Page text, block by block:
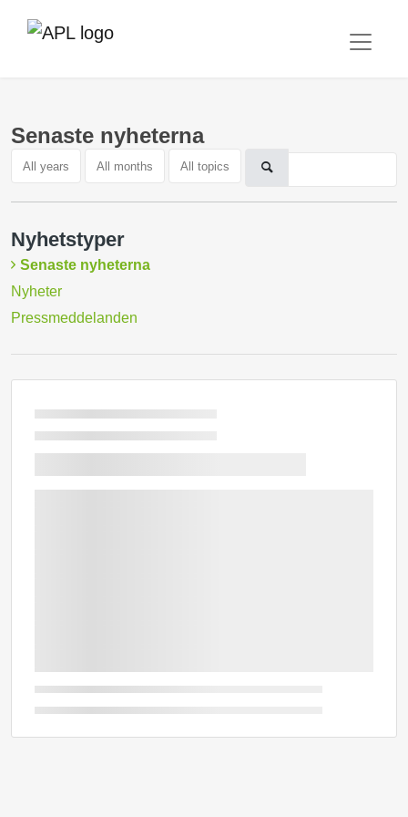
Senaste nyheterna
All years All months All topics
Nyhetstyper
Senaste nyheterna
Nyheter
Pressmeddelanden